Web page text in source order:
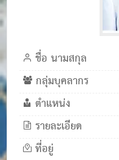
ชื่อ นามสกุล
กลุ่มบุคลากร
ตำแหน่ง
รายละเอียด
ที่อยู่